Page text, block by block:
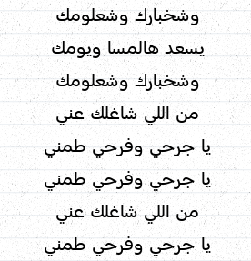
وشخبارك وشعلومك
يسعد هالمسا ويومك
وشخبارك وشعلومك
من اللي شاغلك عني
يا جرحي وفرحي طمني
يا جرحي وفرحي طمني
من اللي شاغلك عني
يا جرحي وفرحي طمني